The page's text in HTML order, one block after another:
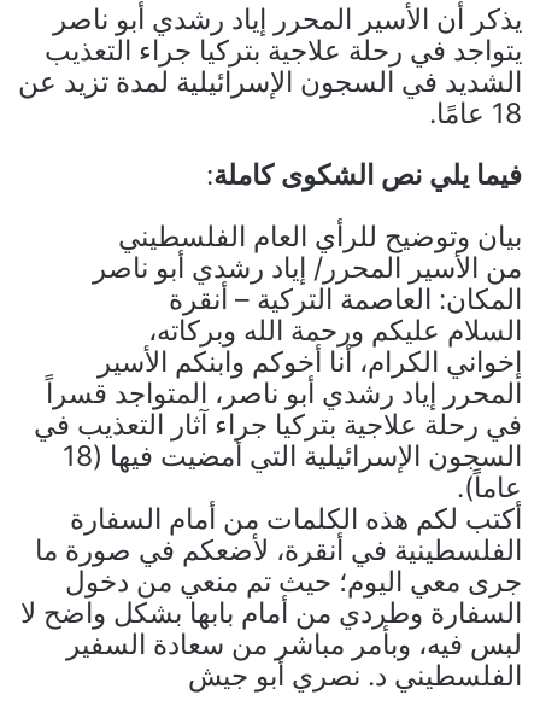
يذكر أن الأسير المحرر إياد رشدي أبو ناصر
يتواجد في رحلة علاجية بتركيا جراء التعذيب
الشديد في السجون الإسرائيلية لمدة تزيد عن
18 عامًا.
فيما يلي نص الشكوى كاملة:
بيان وتوضيح للرأي العام الفلسطيني
من الأسير المحرر/ إياد رشدي أبو ناصر
المكان: العاصمة التركية – أنقرة
السلام عليكم ورحمة الله وبركاته،
إخواني الكرام، أنا أخوكم وابنكم الأسير
المحرر إياد رشدي أبو ناصر، المتواجد قسراً
في رحلة علاجية بتركيا جراء آثار التعذيب في
السجون الإسرائيلية التي أمضيت فيها (18
عاماً).
أكتب لكم هذه الكلمات من أمام السفارة
الفلسطينية في أنقرة، لأضعكم في صورة ما
جرى معي اليوم؛ حيث تم منعي من دخول
السفارة وطردي من أمام بابها بشكل واضح لا
لبس فيه، وبأمر مباشر من سعادة السفير
الفلسطيني د. نصري أبو جيش